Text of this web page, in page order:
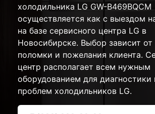
холодильника LG GW-B469BQCM
осуществляется как с выездом
на базе сервисного центра LG в
Новосибирске. Выбор зависит от
поломки и пожелания клиента.
центр располагает всем нужным
оборудованием для диагностики
проблем холодильников LG.